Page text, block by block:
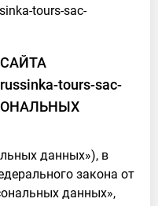
tours-sac-
tours-sac-
данных»), в
закона от
данных»,